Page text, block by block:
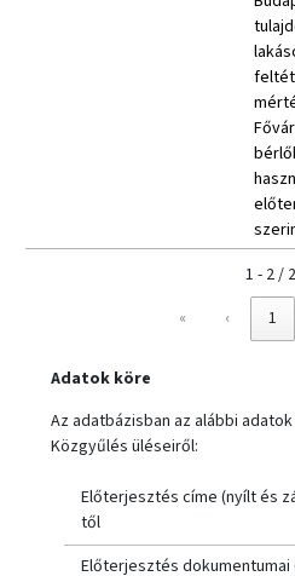
1 - 2 / 2
«
‹ 1
Adatok köre
Az adatbázisban az alábbi
Közgyűlés üléseiről:
Előterjesztés címe (nyílt és
től
Előterjesztés dokumentumai